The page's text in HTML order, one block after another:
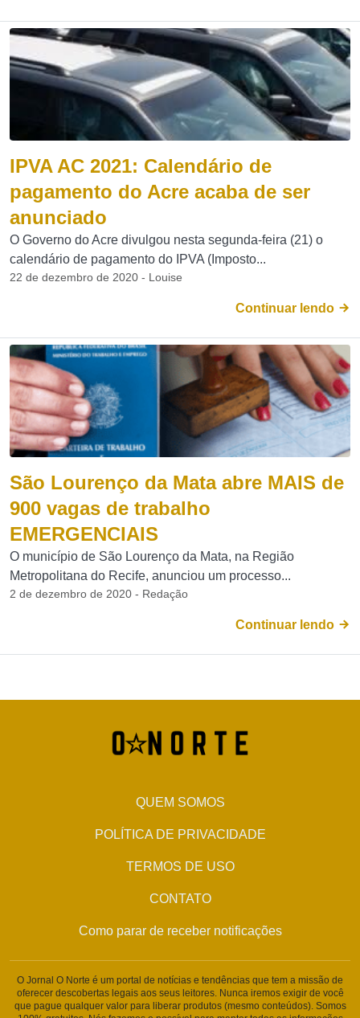
IPVA AC 2021: Calendário de
pagamento do Acre acaba de ser
anunciado
O Governo do Acre divulgou nesta segunda-feira (21) o
calendário de pagamento do IPVA (Imposto...
22 de dezembro de 2020 - Louise
Continuar lendo
São Lourenço da Mata abre MAIS de
900 vagas de trabalho
EMERGENCIAIS
O município de São Lourenço da Mata, na Região
Metropolitana do Recife, anunciou um processo...
2 de dezembro de 2020 - Redação
Continuar lendo
QUEM SOMOS
POLÍTICA DE PRIVACIDADE
TERMOS DE USO
CONTATO
Como parar de receber notificações
O Jornal O Norte é um portal de notícias e tendências que tem a missão de
oferecer descobertas legais aos seus leitores. Nunca iremos exigir de você
que pague qualquer valor para liberar produtos (mesmo conteúdos). Somos